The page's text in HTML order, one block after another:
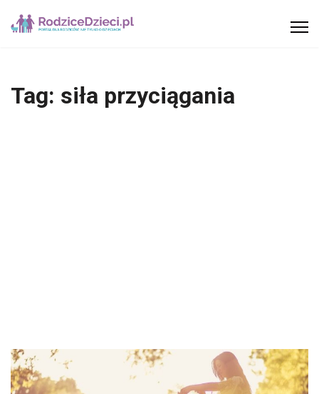
Tag: siła przyciągania